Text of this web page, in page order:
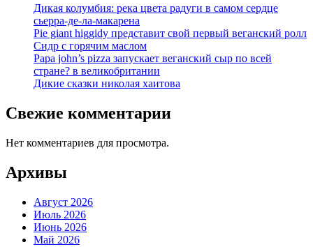
Дикая колумбия: река цвета радуги в самом сердце
сьерра-де-ла-макарена
Pie giant higgidy представит свой первый веганский ролл
Сидр с горячим маслом
Papa john’s pizza запускает веганский сыр по всей
стране? в великобритании
Дикие сказки николая хаитова
Свежие комментарии
Нет комментариев для просмотра.
Архивы
Август 2026
Июль 2026
Июнь 2026
Май 2026